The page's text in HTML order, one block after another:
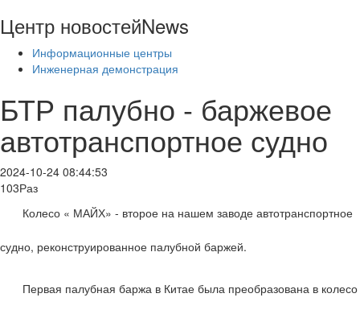
Центр новостейNews
Информационные центры
Инженерная демонстрация
БТР палубно - баржевое
автотранспортное судно
2024-10-24 08:44:53
103Раз
Колесо « МАЙХ» - второе на нашем заводе автотранспортное
судно, реконструированное палубной баржей.
Первая палубная баржа в Китае была преобразована в колесо